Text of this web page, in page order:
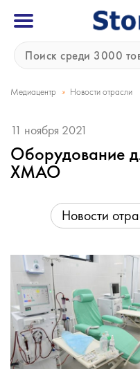
Медиацентр » Новости отрасли
11 ноября 2021
Оборудование
ХМАО
Новости